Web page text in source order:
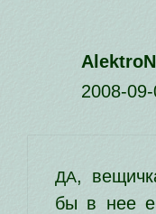
2008-
ДА,
бы в нее